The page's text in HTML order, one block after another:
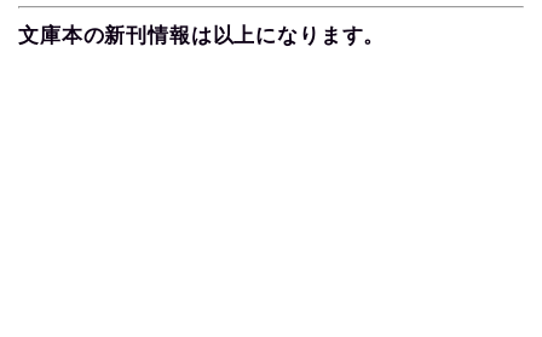
文庫本の新刊情報は以上になります。